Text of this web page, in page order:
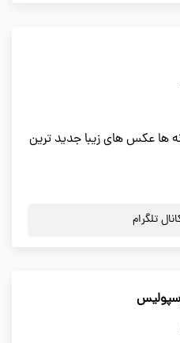
عکس های زیبا جدید ترین
تلگرام